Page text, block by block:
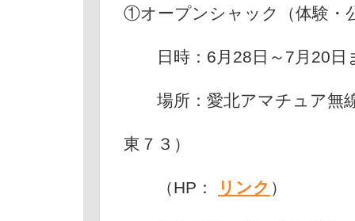
①オープンシャック（体験・
日時：6月28日～7月20日
場所：愛北アマチュア無
東７３）
（HP： リンク ）